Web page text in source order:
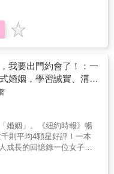
破不健康的互動模式，建
婆之間的衝突，讓婚姻更
資深伴侶治療師教妳不用
●對的人，就不會離開●你
心改變你，你是多麼可愛的
，而且，還會越來越好●
是最美的結果●最幸福的，
成為的自己
的聊天室！」——《華盛
High媽心理師 EFT情緒
證心理師三媽從來不說謊
愛「麻，你跟拔是開放式
兒子丹尼用他正處變聲期
讓她想起七年前踏入開放
在看顧孩子、照料家
每日輪迴的主婦生活
刻喘息，卻偶然在酒吧認
而當史都發現麥特的邀約
地裂的婚姻危機，史都的
去抓住婚姻以外你想要的
上了開放式婚姻的旅程，
我要出門約會了！：一
婚姻，學習誠實、溝通
險之旅
婚姻」。《紐約時報》暢
則平均4顆星好評！一本
成長的回憶錄一位女子探
的聊天室！」——《華盛